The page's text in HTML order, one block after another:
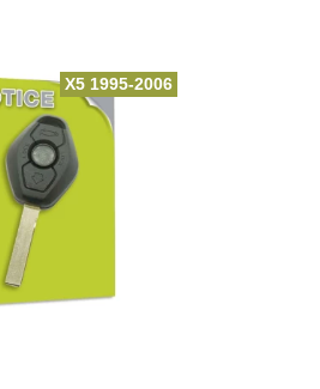
X5 1995-2006